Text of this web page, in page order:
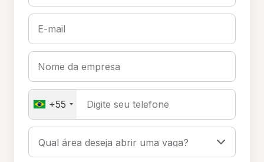
E-mail
Nome da empresa
+55 Digite seu telefone